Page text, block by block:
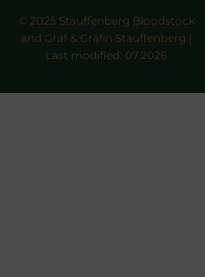
© 2025 Stauffenberg Bloodstock
and Graf & Gräfin Stauffenberg |
Last modified: 07.2026